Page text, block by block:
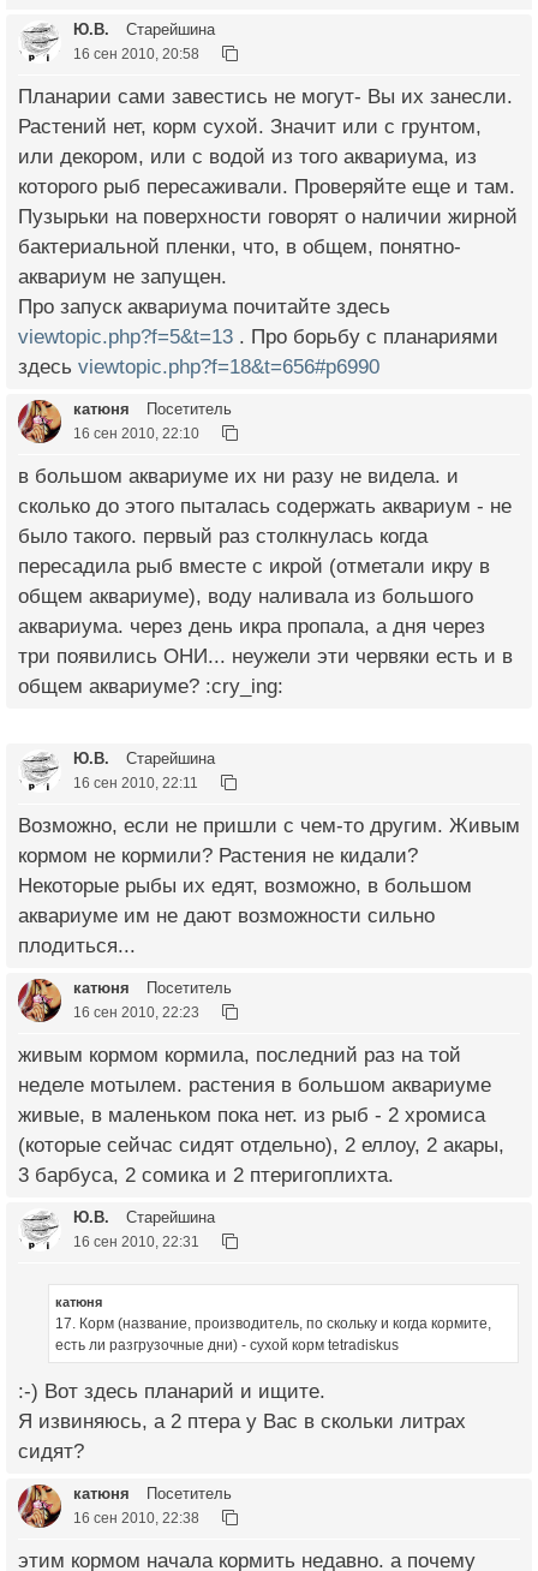
Ю.В. Старейшина
16 сен 2010, 20:58
Планарии сами завестись не могут- Вы их занесли.
Растений нет, корм сухой. Значит или с грунтом,
или декором, или с водой из того аквариума, из
которого рыб пересаживали. Проверяйте еще и там.
Пузырьки на поверхности говорят о наличии жирной
бактериальной пленки, что, в общем, понятно-
аквариум не запущен.
Про запуск аквариума почитайте здесь
viewtopic.php?f=5&t=13 . Про борьбу с планариями
здесь viewtopic.php?f=18&t=656#p6990
катюня Посетитель
16 сен 2010, 22:10
в большом аквариуме их ни разу не видела. и
сколько до этого пыталась содержать аквариум - не
было такого. первый раз столкнулась когда
пересадила рыб вместе с икрой (отметали икру в
общем аквариуме), воду наливала из большого
аквариума. через день икра пропала, а дня через
три появились ОНИ... неужели эти червяки есть и в
общем аквариуме? :cry_ing:
Ю.В. Старейшина
16 сен 2010, 22:11
Возможно, если не пришли с чем-то другим. Живым
кормом не кормили? Растения не кидали?
Некоторые рыбы их едят, возможно, в большом
аквариуме им не дают возможности сильно
плодиться...
катюня Посетитель
16 сен 2010, 22:23
живым кормом кормила, последний раз на той
неделе мотылем. растения в большом аквариуме
живые, в маленьком пока нет. из рыб - 2 хромиса
(которые сейчас сидят отдельно), 2 еллоу, 2 акары,
3 барбуса, 2 сомика и 2 птеригоплихта.
Ю.В. Старейшина
16 сен 2010, 22:31
катюня
17. Корм (название, производитель, по скольку и когда кормите,
есть ли разгрузочные дни) - сухой корм tetradiskus
:-) Вот здесь планарий и ищите.
Я извиняюсь, а 2 птера у Вас в скольки литрах
сидят?
катюня Посетитель
16 сен 2010, 22:38
этим кормом начала кормить недавно. а почему